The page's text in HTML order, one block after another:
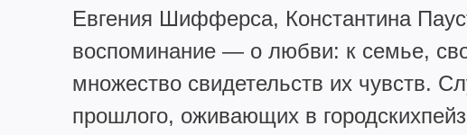
Евгения Шифферса, Константина
воспоминание — о любви: к семье,
множество свидетельств их чувств.
прошлого, оживающих в